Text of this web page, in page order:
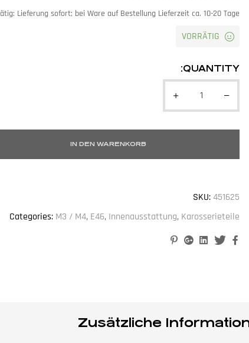
Lieferung sofort; bei Ware auf Bestellung Lieferzeit ca. 10-20 Tage
VORRÄTIG
QUANTITY:
IN DEN WARENKORB
SKU:451625
Categories: M3 / M4, E46, Innenausstattung, Karosserieteile
Facebook
Twitter
Linkedin
Google+
Zusätzliche